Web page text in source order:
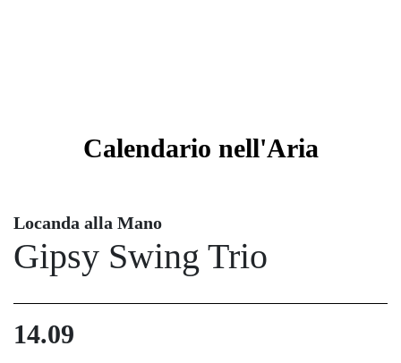
Calendario nell'Aria
Locanda alla Mano
Gipsy Swing Trio
14.09